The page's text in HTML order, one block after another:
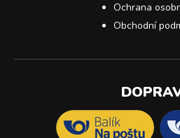
Ochrana
Obchodní